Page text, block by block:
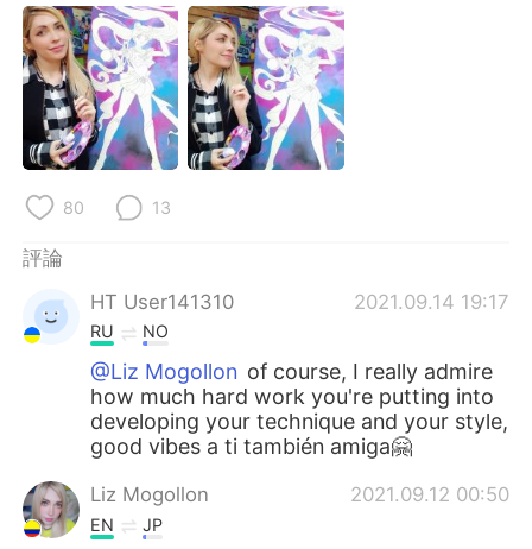
Français Deutsch
日本語 한국어
Русский ไทย
Indonesia
Türkçe
Português
80 13
評論
HT User141310
2021.09.14 19:17
RU NO
@Liz Mogollon of course, I really admire
how much hard work you're putting into
developing your technique and your style,
good vibes a ti también amiga🤗
Liz Mogollon 2021.09.12 00:50
EN JP